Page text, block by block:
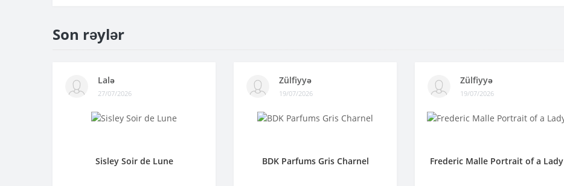
Son rəylər
Lalə
27/07/2026
Sisley Soir de Lune
Zülfiyyə
19/07/2026
BDK Parfums Gris Charnel
Zülfiyyə
19/07/2026
Frederic Malle Portrait of a Lady